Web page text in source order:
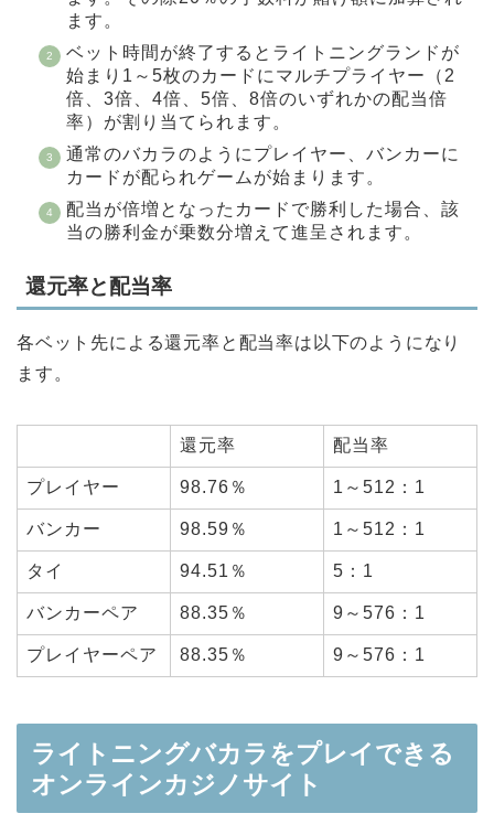
ます。
ベット時間が終了するとライトニングランドが
始まり1～5枚のカードにマルチプライヤー（2
倍、3倍、4倍、5倍、8倍のいずれかの配当倍
率）が割り当てられます。
通常のバカラのようにプレイヤー、バンカーに
カードが配られゲームが始まります。
配当が倍増となったカードで勝利した場合、該
当の勝利金が乗数分増えて進呈されます。
還元率と配当率
各ベット先による還元率と配当率は以下のようになり
ます。
還元率 配当率
プレイヤー 98.76％ 1～512：1
バンカー 98.59％ 1～512：1
タイ 94.51％ 5：1
バンカーペア 88.35％ 9～576：1
プレイヤーペア 88.35％ 9～576：1
ライトニングバカラをプレイできる
オンラインカジノサイト